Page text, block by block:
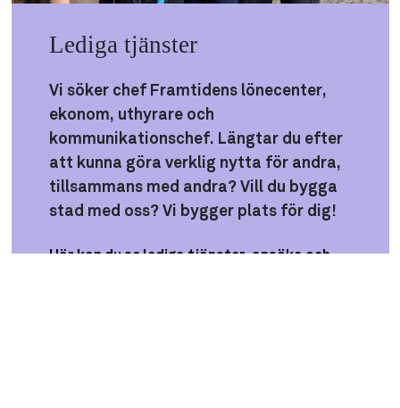
Lediga tjänster
Vi söker chef Framtidens lönecenter,
ekonom, uthyrare och
kommunikationschef. Längtar du efter
att kunna göra verklig nytta för andra,
tillsammans med andra? Vill du bygga
stad med oss? Vi bygger plats för dig!
Här kan du se lediga tjänster, ansöka och